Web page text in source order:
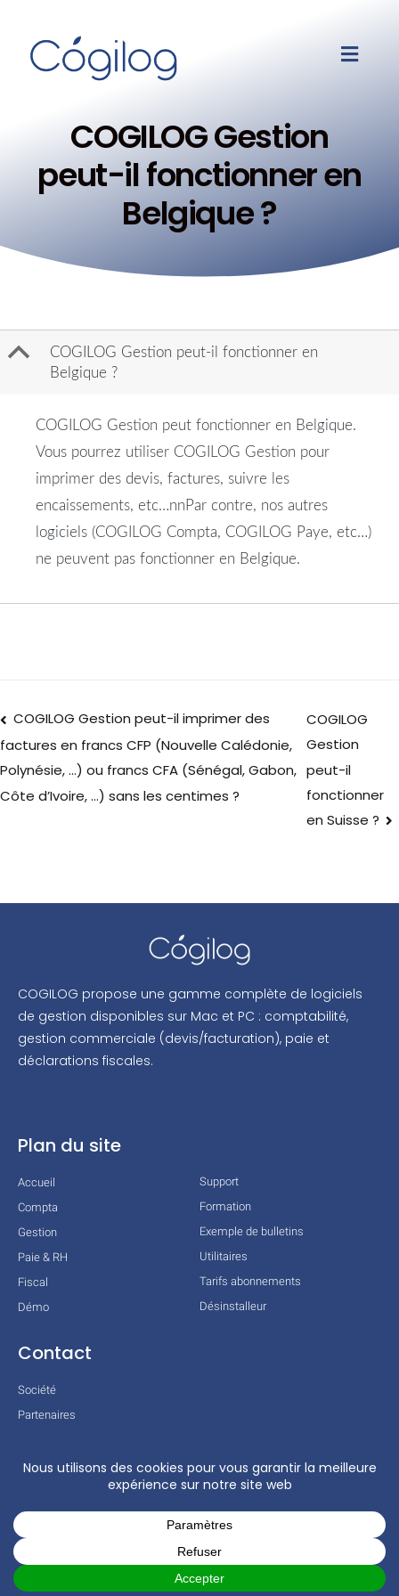
COGILOG Gestion
peut-il fonctionner en
Belgique ?
B
COGILOG Gestion peut-il fonctionner en
Belgique ?
COGILOG Gestion peut fonctionner en Belgique.
Vous pourrez utiliser COGILOG Gestion pour
imprimer des devis, factures, suivre les
encaissements, etc…nnPar contre, nos autres
logiciels (COGILOG Compta, COGILOG Paye, etc…)
ne peuvent pas fonctionner en Belgique.
COGILOG Gestion peut-il imprimer des
factures en francs CFP (Nouvelle Calédonie,
Polynésie, …) ou francs CFA (Sénégal, Gabon,
Côte d’Ivoire, …) sans les centimes ?
COGILOG
Gestion
peut-il
fonctionner
en Suisse ?
COGILOG propose une gamme complète de logiciels
de gestion disponibles sur Mac et PC : comptabilité,
gestion commerciale (devis/facturation), paie et
déclarations fiscales.
Plan du site
Accueil
Compta
Gestion
Paie & RH
Fiscal
Démo
Support
Formation
Exemple de bulletins
Utilitaires
Tarifs abonnements
Désinstalleur
Contact
Société
Partenaires
Mentions légales
Conditions générales
Actualités
COPYRIGHT © 2026 TOUS DROITS RÉSERVÉS – COGILOG – 3 RUE DES
CHARRONS 31700 BLAGNAC